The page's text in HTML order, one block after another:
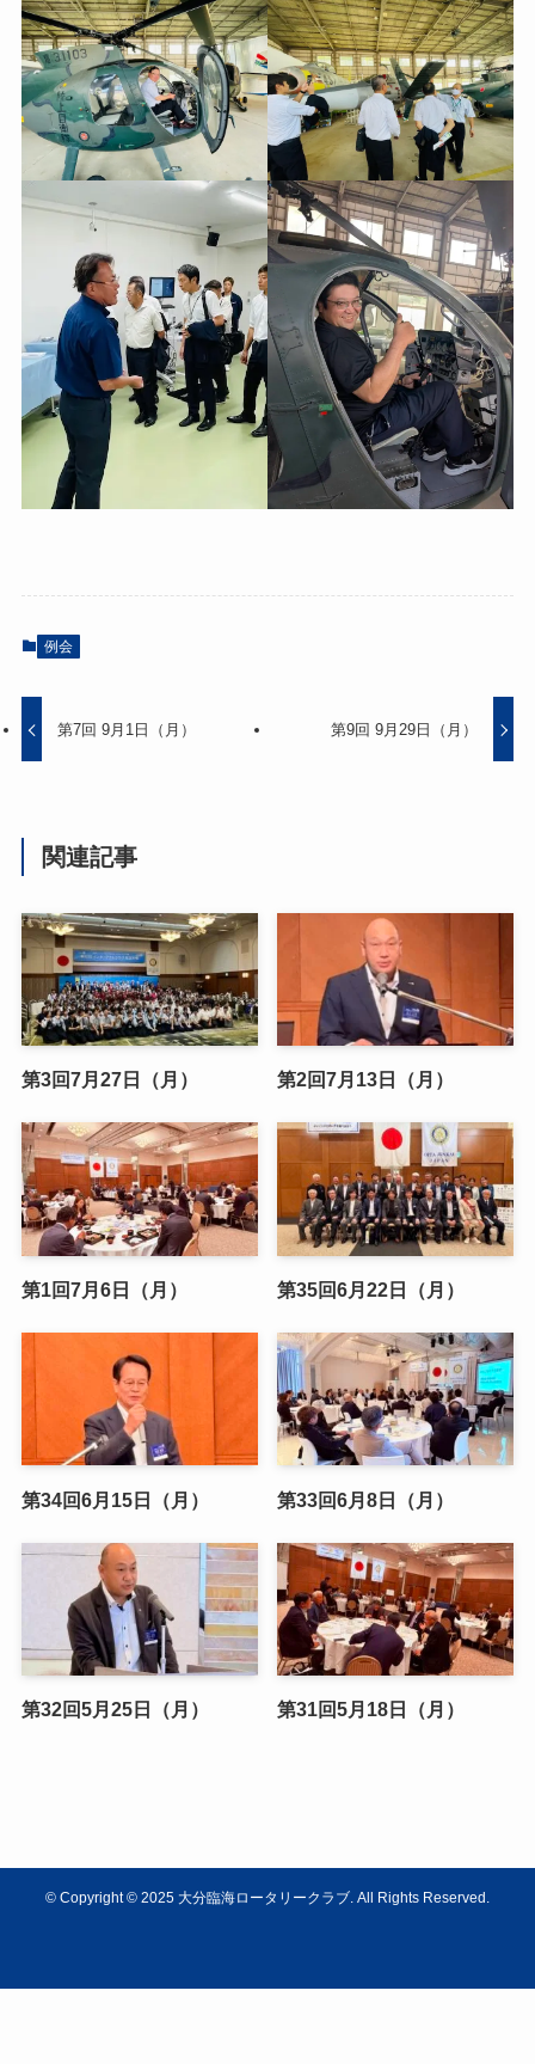
例会
第7回 9月1日（月） 第9回 9月29日（月）
関連記事
第3回7月27日（月） 第2回7月13日（月）
第1回7月6日（月） 第35回6月22日（月）
第34回6月15日（月） 第33回6月8日（月）
第32回5月25日（月） 第31回5月18日（月）
© Copyright © 2025 大分臨海ロータリークラブ. All Rights Reserved.